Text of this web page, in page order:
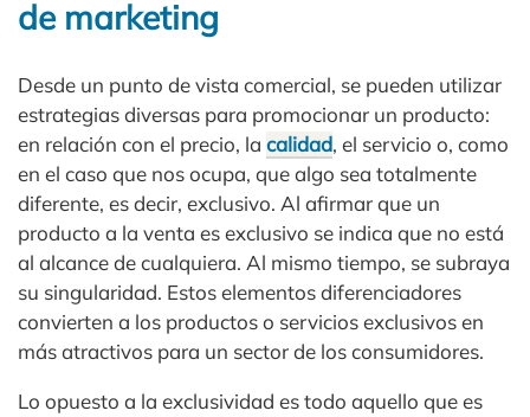
de marketing
Desde un punto de vista comercial, se pueden utilizar
estrategias diversas para promocionar un producto:
en relación con el precio, la calidad, el servicio o, como
en el caso que nos ocupa, que algo sea totalmente
diferente, es decir, exclusivo. Al afirmar que un
producto a la venta es exclusivo se indica que no está
al alcance de cualquiera. Al mismo tiempo, se subraya
su singularidad. Estos elementos diferenciadores
convierten a los productos o servicios exclusivos en
más atractivos para un sector de los consumidores.
Lo opuesto a la exclusividad es todo aquello que es